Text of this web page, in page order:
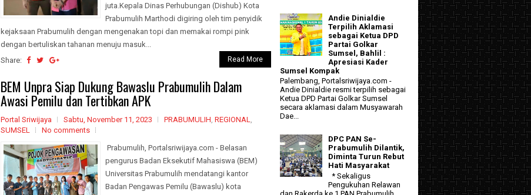
juta.Kepala Dinas Perhubungan (Dishub) Kota
Prabumulih Marthodi digiring oleh tim penyidik
kejaksaan Prabumulih dengan mengenakan topi dan memakai rompi pink
dengan bertuliskan tahanan menuju masuk...
Share:
Read More
BEM Unpra Siap Dukung Bawaslu Prabumulih Dalam
Awasi Pemilu dan Tertibkan APK
Portal Sriwijaya Sabtu, November 11, 2023 PRABUMULIH, REGIONAL,
SUMSEL
No comments
Prabumulih, Portalsriwijaya.com - Belasan
pengurus Badan Eksekutif Mahasiswa (BEM)
Universitas Prabumulih mendatangi kantor
Badan Pengawas Pemilu (Bawaslu) kota
Andie Dinialdie
Terpilih Aklamasi
sebagai Ketua DPD
Partai Golkar
Sumsel, Bahlil :
Apresiasi Kader
Sumsel Kompak
Palembang, Portalsriwijaya.com -
Andie Dinialdie resmi terpilih sebagai
Ketua DPD Partai Golkar Sumsel
secara aklamasi dalam Musyawarah
Dae...
DPC PAN Se-
Prabumulih Dilantik,
Diminta Turun Rebut
Hati Masyarakat
* Sekaligus
Pengukuhan Relawan